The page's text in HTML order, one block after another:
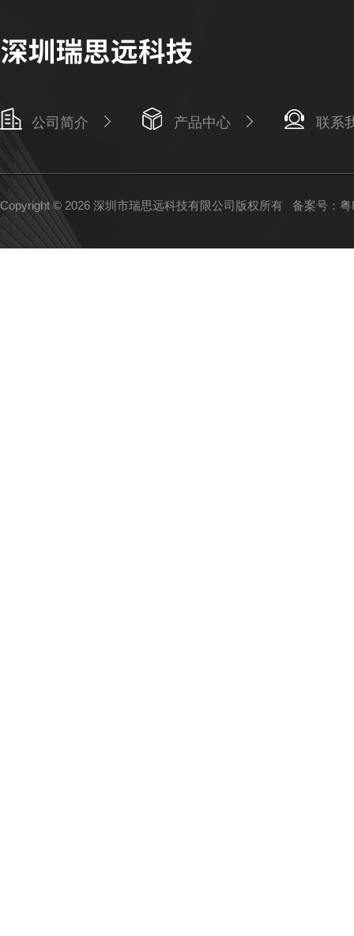
公司简介 产品中心 联系
Copyright © 2026 深圳市瑞思远科技有限公司版权所有 备案号：